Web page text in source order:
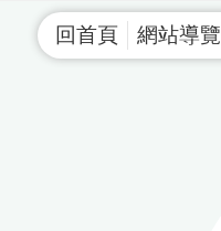
回首頁 網站導覽